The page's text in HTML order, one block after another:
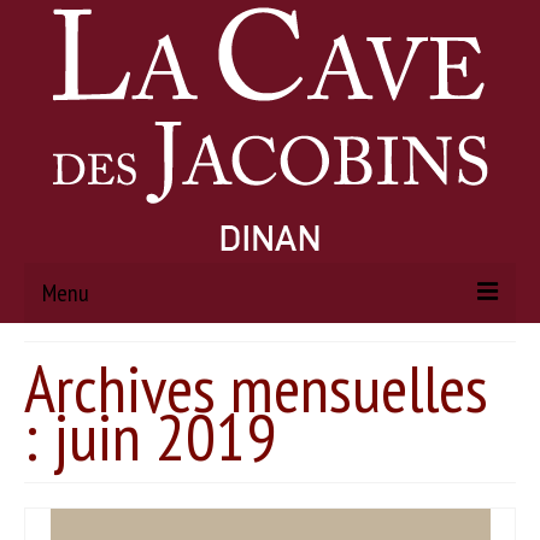
Menu
À PROPOS
Histoire
Actualités
Archives mensuelles
: juin 2019